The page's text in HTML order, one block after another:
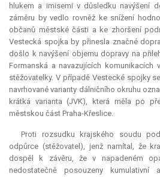
hlukem a imisemi v důsledku navýšení
záměru by vedlo rovněž ke snížení
občanů městské části a ke zhoršení
Vestecká spojka by přinesla značné
došlo k navýšení objemu dopravy na
Formanská a navazujících komunikacích
stěžovatelky. V případě Vestecké spojky
navrhované varianty dálničního okruhu
krátká varianta (JVK), která měla po
městskou část Praha-Křeslice.
Proti rozsudku krajského soudu
odpůrce (stěžovatel), jenž namítal, že
dospěl k závěru, že v napadeném
nedostatečně posouzeny kumulativní